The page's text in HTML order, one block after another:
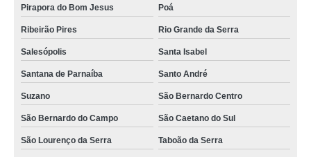
Pirapora do Bom Jesus Poá
Ribeirão Pires Rio Grande da Serra
Salesópolis Santa Isabel
Santana de Parnaíba Santo André
Suzano São Bernardo Centro
São Bernardo do Campo São Caetano do Sul
São Lourenço da Serra Taboão da Serra